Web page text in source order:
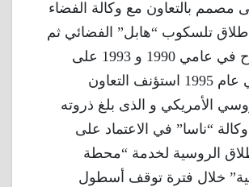
مصمم بالتعاون مع وكالة الفضاء
إطلاق تلسكوب “هابل” الفضائي ثم
إصلاحه بنجاح في عامي 1990 و 1993 على
التوالي و في عام 1995 استؤنف التعاون
الأمريكي و الذى بلغ ذروته
“ناسا” في الاعتماد على
الروسية لخدمة “محطة
خلال فترة توقف أسطول